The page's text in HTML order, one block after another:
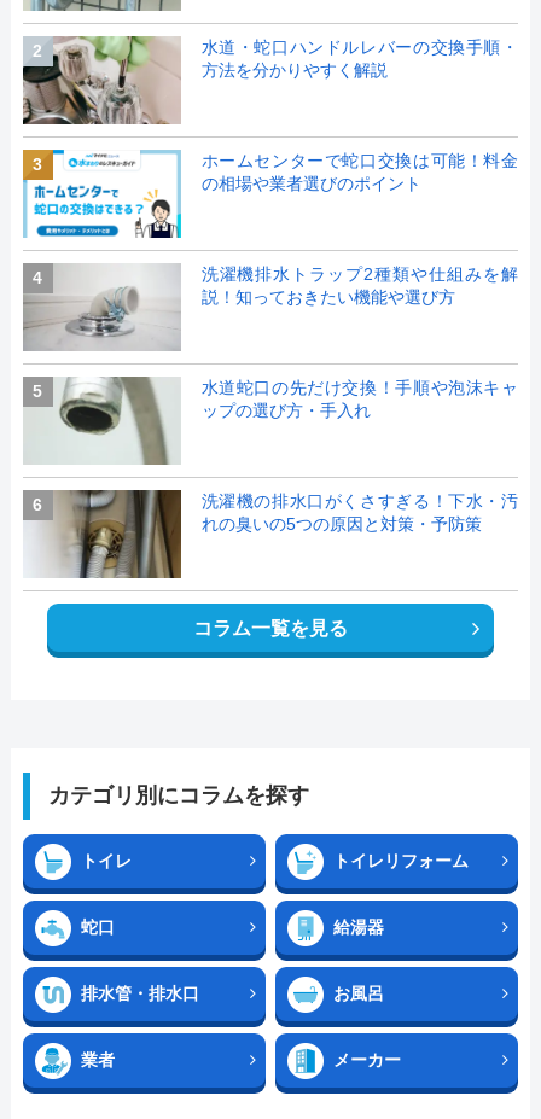
2
水道・蛇口ハンドルレバーの交換手順・
方法を分かりやすく解説
3
ホームセンターで蛇口交換は可能！料金
の相場や業者選びのポイント
4
洗濯機排水トラップ2種類や仕組みを解
説！知っておきたい機能や選び方
5
水道蛇口の先だけ交換！手順や泡沫キャ
ップの選び方・手入れ
6
洗濯機の排水口がくさすぎる！下水・汚
れの臭いの5つの原因と対策・予防策
コラム一覧を見る
カテゴリ別にコラムを探す
トイレ トイレリフォーム
蛇口 給湯器
排水管・排水口 お風呂
業者 メーカー